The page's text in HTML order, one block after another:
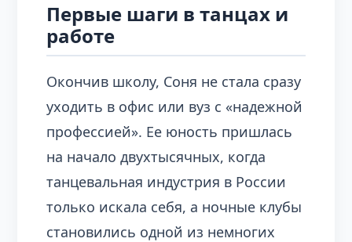
Первые шаги в танцах и
работе
Окончив школу, Соня не стала сразу
уходить в офис или вуз с «надежной
профессией». Ее юность пришлась
на начало двухтысячных, когда
танцевальная индустрия в России
только искала себя, а ночные клубы
становились одной из немногих